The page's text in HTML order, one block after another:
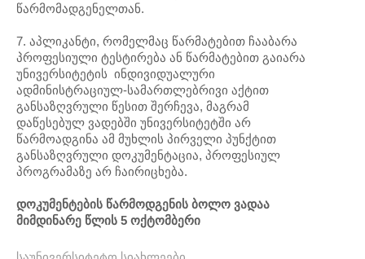
წარმომადგენელთან.
7. აპლიკანტი, რომელმაც წარმატებით ჩააბარა
პროფესიული ტესტირება ან წარმატებით გაიარა
უნივერსიტეტის ინდივიდუალური
ადმინისტრაციულ-სამართლებრივი აქტით
განსაზღვრული წესით შერჩევა, მაგრამ
დაწესებულ ვადებში უნივერსიტეტში არ
წარმოადგინა ამ მუხლის პირველი პუნქტით
განსაზღვრული დოკუმენტაცია, პროფესიულ
პროგრამაზე არ ჩაირიცხება.
დოკუმენტების წარმოდგენის ბოლო ვადაა
მიმდინარე წლის 5 ოქტომბერი